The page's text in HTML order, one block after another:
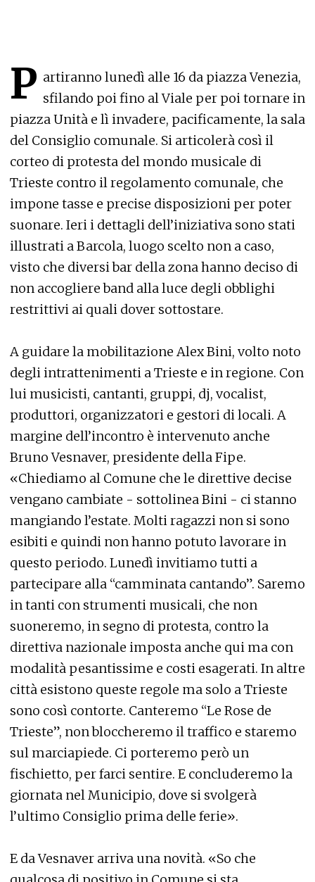
P artiranno lunedì alle 16 da piazza Venezia,
sfilando poi fino al Viale per poi tornare in
piazza Unità e lì invadere, pacificamente, la sala
del Consiglio comunale. Si articolerà così il
corteo di protesta del mondo musicale di
Trieste contro il regolamento comunale, che
impone tasse e precise disposizioni per poter
suonare. Ieri i dettagli dell’iniziativa sono stati
illustrati a Barcola, luogo scelto non a caso,
visto che diversi bar della zona hanno deciso di
non accogliere band alla luce degli obblighi
restrittivi ai quali dover sottostare.
A guidare la mobilitazione Alex Bini, volto noto
degli intrattenimenti a Trieste e in regione. Con
lui musicisti, cantanti, gruppi, dj, vocalist,
produttori, organizzatori e gestori di locali. A
margine dell’incontro è intervenuto anche
Bruno Vesnaver, presidente della Fipe.
«Chiediamo al Comune che le direttive decise
vengano cambiate - sottolinea Bini - ci stanno
mangiando l’estate. Molti ragazzi non si sono
esibiti e quindi non hanno potuto lavorare in
questo periodo. Lunedì invitiamo tutti a
partecipare alla “camminata cantando”. Saremo
in tanti con strumenti musicali, che non
suoneremo, in segno di protesta, contro la
direttiva nazionale imposta anche qui ma con
modalità pesantissime e costi esagerati. In altre
città esistono queste regole ma solo a Trieste
sono così contorte. Canteremo “Le Rose de
Trieste”, non bloccheremo il traffico e staremo
sul marciapiede. Ci porteremo però un
fischietto, per farci sentire. E concluderemo la
giornata nel Municipio, dove si svolgerà
l’ultimo Consiglio prima delle ferie».
E da Vesnaver arriva una novità. «So che